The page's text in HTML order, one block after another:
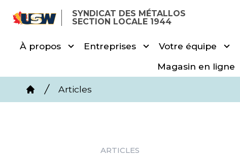
Skip
content
SYNDICAT DES MÉTALLOS
SECTION LOCALE 1944
À propos Entreprises Votre équipe
Magasin en ligne
Breadcrumb
Home
Articles
ARTICLES